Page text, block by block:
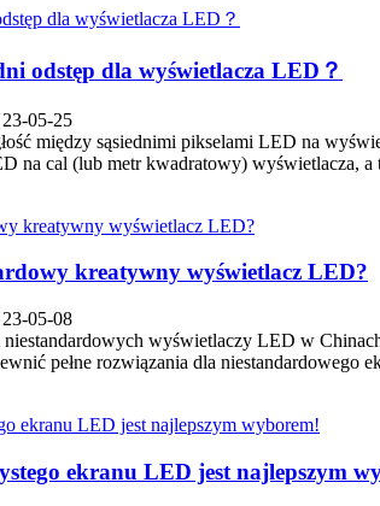
odstęp dla wyświetlacza LED？
05-25
między sąsiednimi pikselami LED na
na cal (lub metr kwadratowy) wyświetlacza, a
kreatywny wyświetlacz LED?
05-08
wyświetlaczy LED w
pełne rozwiązania dla
ekranu LED jest najlepszym